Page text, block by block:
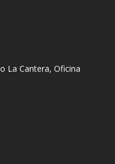
La Cantera, Oficina